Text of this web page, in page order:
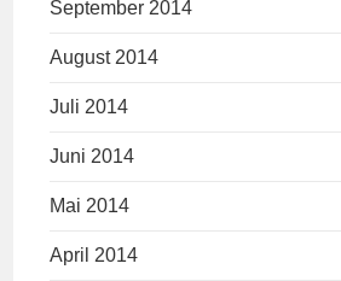
September 2014
August 2014
Juli 2014
Juni 2014
Mai 2014
April 2014